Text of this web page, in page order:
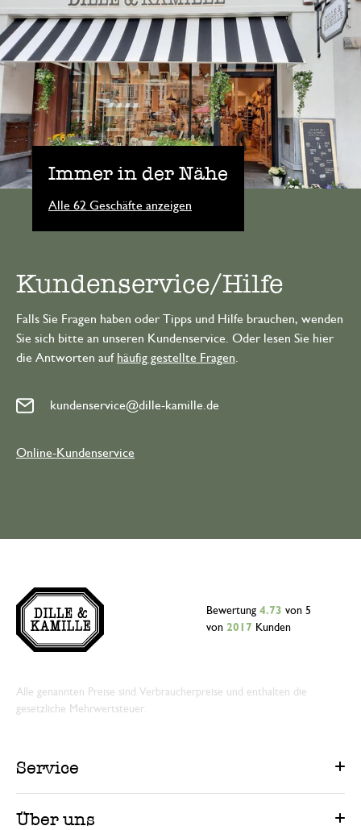
Immer in der Nähe
Alle 62 Geschäfte anzeigen
Kundenservice/Hilfe
Falls Sie Fragen haben oder Tipps und Hilfe brauchen, wenden
Sie sich bitte an unseren Kundenservice. Oder lesen Sie hier
die Antworten auf häufig gestellte Fragen
kundenservice@dille-kamille.de
Online-Kundenservice
Bewertung 4.73 von 5
von 2017 Kunden
Alle genannten Preise sind Verbraucherpreise und enthalten die
gesetzliche Mehrwertsteuer.
Service
Über uns